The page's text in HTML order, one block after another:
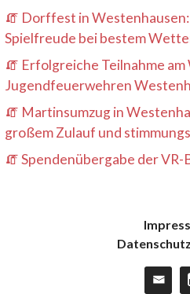
Dorffest in
Spielfreude bei bestem
Erfolgreiche Teilnahme
Jugendfeuerwehren
Martinsumzug in
großem Zulauf und
Spendenübergabe der